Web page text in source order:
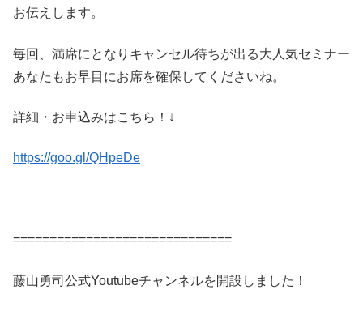
お伝えします。
毎回、満席にとなりキャンセル待ちが出る大人気セミナー
あなたもお早目にお席を確保してくださいね。
詳細・お申込みはこちら！↓
https://goo.gl/QHpeDe
==============================
藤山勇司公式Youtubeチャンネルを開設しました！